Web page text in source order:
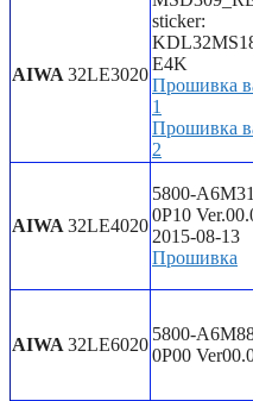
AIWA 32LE3020
sticker:
E4K
Прошивка
1
Прошивка
2
AIWA 32LE4020
5800-
0P10
2015-08-13
Прошивка
AIWA 32LE6020
5800-
0P00